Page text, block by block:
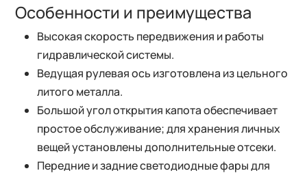
Особенности и преимущества
Высокая скорость передвижения и работы
гидравлической системы.
Ведущая рулевая ось изготовлена из цельного
литого металла.
Большой угол открытия капота обеспечивает
простое обслуживание; для хранения личных
вещей установлены дополнительные отсеки.
Передние и задние светодиодные фары для